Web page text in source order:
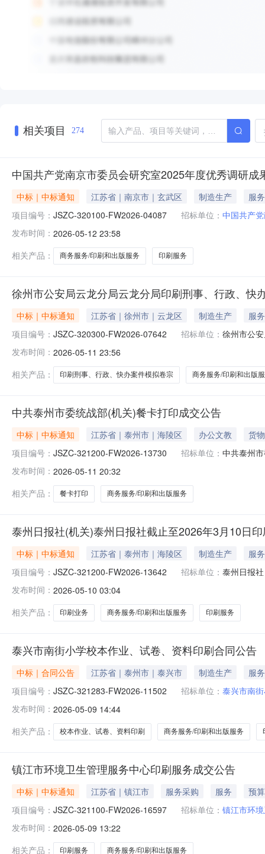
相关项目 274
中国共产党南京市委员会研究室2025年度优秀调研
中标｜中标通知 江苏省｜南京市｜玄武区 制造生产
服务
项目编号： JSZC-320100-FW2026-04087 招标单位： 中国共产
发布时间： 2026-05-12 23:58
相关产品：
商务服务/印刷和出版服务 印刷服务
徐州市公安局云龙分局云龙分局印刷刑事、行政、快
中标｜中标通知 江苏省｜徐州市｜云龙区 制造生产
服务
项目编号： JSZC-320300-FW2026-07642 招标单位： 徐州市公
发布时间： 2026-05-11 23:56
相关产品：
印刷刑事、行政、快办案件模拟卷宗 商务服务/印刷和出版
中共泰州市委统战部(机关)餐卡打印成交公告
中标｜中标通知 江苏省｜泰州市｜海陵区 办公文教
货物
项目编号： JSZC-321200-FW2026-13730 招标单位： 中共泰州
发布时间： 2026-05-11 20:32
相关产品：
餐卡打印 商务服务/印刷和出版服务
泰州日报社(机关)泰州日报社截止至2026年3月10日
中标｜中标通知 江苏省｜泰州市｜海陵区 制造生产
服务
项目编号： JSZC-321200-FW2026-13642 招标单位： 泰州日报社
发布时间： 2026-05-10 03:04
相关产品：
印刷业务 商务服务/印刷和出版服务 印刷服务
泰兴市南街小学校本作业、试卷、资料印刷合同公告
中标｜合同公告 江苏省｜泰州市｜泰兴市 制造生产
服务
项目编号： JSZC-321283-FW2026-11502 招标单位： 泰兴市南
发布时间： 2026-05-09 14:44
相关产品：
校本作业、试卷、资料印刷 商务服务/印刷和出版服务
镇江市环境卫生管理服务中心印刷服务成交公告
中标｜中标通知 江苏省｜镇江市 服务采购 服务
预
项目编号： JSZC-321100-FW2026-16597 招标单位： 镇江市环
发布时间： 2026-05-09 13:22
相关产品：
印刷服务 商务服务/印刷和出版服务